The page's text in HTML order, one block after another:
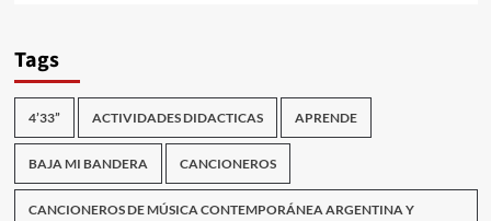
MELÓDICA
Tags
4’33” ACTIVIDADES DIDACTICAS APRENDE
BAJA MI BANDERA CANCIONEROS
CANCIONEROS DE MÚSICA CONTEMPORÁNEA ARGENTINA Y